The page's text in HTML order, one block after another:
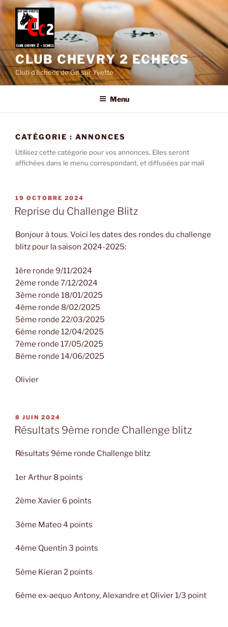
Aller
au
contenu
principal
CLUB CHEVRY 2 ECHECS
Club d'échecs de Gif sur Yvette
Menu
CATÉGORIE : ANNONCES
Utilisez cette catégorie pour vos annonces. Elles seront
affichées dans le menu correspondant, et diffusées par mail
PUBLIÉ
LE
19 OCTOBRE 2024
Reprise du Challenge Blitz
Bonjour à tous. Voici les dates des rondes du challenge
blitz pour la saison 2024-2025:
1ère ronde 9/11/2024
2ème ronde 7/12/2024
3ème ronde 18/01/2025
4ème ronde 8/02/2025
5ème ronde 22/03/2025
6ème ronde 12/04/2025
7ème ronde 17/05/2025
8ème ronde 14/06/2025
Olivier
PUBLIÉ
LE
8 JUIN 2024
Résultats 9ème ronde Challenge blitz
Résultats 9ème ronde Challenge blitz
1er Arthur 8 points
2ème Xavier 6 points
3ème Mateo 4 points
4ème Quentin 3 points
5ème Kieran 2 points
6ème ex-aequo Antony, Alexandre et Olivier 1/3 point